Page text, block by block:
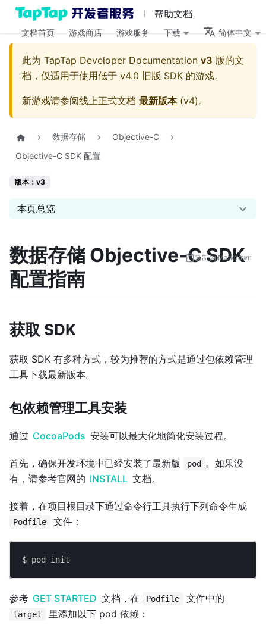
帮助文档
文档首页 游戏商店 游戏服务 下载 简体中文
此为 TapTap Developer Documentation v3 版的文
档，仅适用于使用低于 v4.0 旧版 SDK 的游戏。
新游戏请参阅线上正式文档 最新版本(v4)。
数据存储
Objective-C
Objective-C SDK 配置
版本：v3
本页总览
数据存储 Objective-C SDK
配置指南
复制为 Markdown
获取 SDK
获取 SDK 有多种方式，较为推荐的方式是通过包依赖管理
工具下载最新版本。
包依赖管理工具安装
通过 CocoaPods 安装可以最大化地简化安装过程。
首先，确保开发环境中已经安装了最新版 pod
。如果没
有，请参考官网的 INSTALL 文档。
接着，在项目根目录下通过命令行工具执行下列命令生成
Podfile 文件：
$ pod init
参考 GET STARTED 文档，在 Podfile 文件中的
target 里添加以下 pod 依赖：